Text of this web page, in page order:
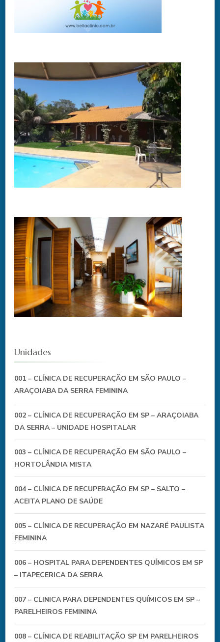
Unidades
001 – CLÍNICA DE RECUPERAÇÃO EM SÃO PAULO –
ARAÇOIABA DA SERRA FEMININA
002 – CLÍNICA DE RECUPERAÇÃO EM SP – ARAÇOIABA
DA SERRA – UNIDADE HOSPITALAR
003 – CLÍNICA DE RECUPERAÇÃO EM SÃO PAULO –
HORTOLÂNDIA MISTA
004 – CLÍNICA DE RECUPERAÇÃO EM SP – SALTO –
ACEITA PLANO DE SAÚDE
005 – CLÍNICA DE RECUPERAÇÃO EM NAZARÉ PAULISTA
FEMININA
006 – HOSPITAL PARA DEPENDENTES QUÍMICOS EM SP
– ITAPECERICA DA SERRA
007 – CLINICA PARA DEPENDENTES QUÍMICOS EM SP –
PARELHEIROS FEMININA
008 – CLÍNICA DE REABILITAÇÃO SP EM PARELHEIROS